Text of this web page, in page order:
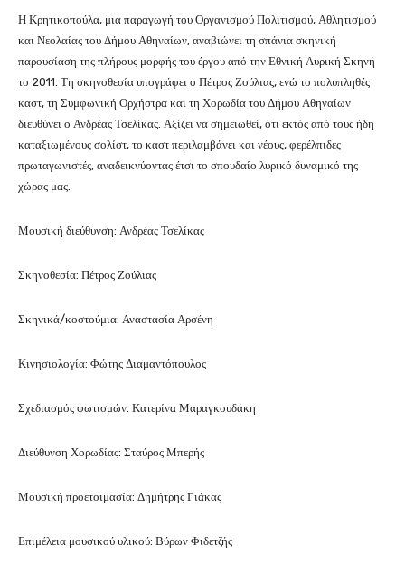
Η Κρητικοπούλα, μια παραγωγή του Οργανισμού Πολιτισμού, Αθλητισμού
και Νεολαίας του Δήμου Αθηναίων, αναβιώνει τη σπάνια σκηνική
παρουσίαση της πλήρους μορφής του έργου από την Εθνική Λυρική Σκηνή
το 2011. Τη σκηνοθεσία υπογράφει ο Πέτρος Ζούλιας, ενώ το πολυπληθές
καστ, τη Συμφωνική Ορχήστρα και τη Χορωδία του Δήμου Αθηναίων
διευθύνει ο Ανδρέας Τσελίκας. Αξίζει να σημειωθεί, ότι εκτός από τους ήδη
καταξιωμένους σολίστ, το καστ περιλαμβάνει και νέους, φερέλπιδες
πρωταγωνιστές, αναδεικνύοντας έτσι το σπουδαίο λυρικό δυναμικό της
χώρας μας.
Μουσική διεύθυνση: Ανδρέας Τσελίκας
Σκηνοθεσία: Πέτρος Ζούλιας
Σκηνικά/κοστούμια: Αναστασία Αρσένη
Κινησιολογία: Φώτης Διαμαντόπουλος
Σχεδιασμός φωτισμών: Κατερίνα Μαραγκουδάκη
Διεύθυνση Χορωδίας: Σταύρος Μπερής
Μουσική προετοιμασία: Δημήτρης Γιάκας
Επιμέλεια μουσικού υλικού: Βύρων Φιδετζής